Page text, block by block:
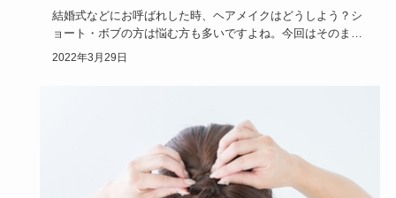
結婚式などにお呼ばれした時、ヘアメイクはどうしよう？シ
ョート・ボブの方は悩む方も多いですよね。今回はそのまま
結婚式に行けち…
2022年3月29日